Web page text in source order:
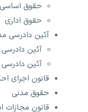
حقوق اساسی
حقوق اداری
آئین دادرسی
آئین
آئین
قانون اجرای
حقوق مدنی
قانون مجازات